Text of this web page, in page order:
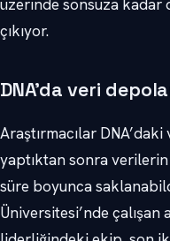
üzerinde sonsuza kadar
çıkıyor.
DNA’da veri
Araştırmacılar
yaptıktan sonra
süre boyunca
Üniversitesi’nde çalışan